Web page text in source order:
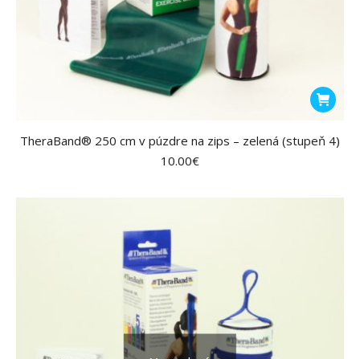
TheraBand® 250 cm v púzdre na zips – zelená (stupeň 4)
10.00€